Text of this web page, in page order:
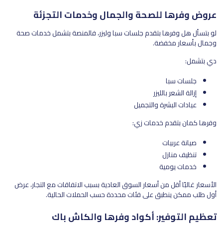
عروض وفرها للصحة والجمال وخدمات التجزئة
لو بتسأل هل وفرها بتقدم جلسات سبا وليزر، فالمنصة بتشمل خدمات صحة
وجمال بأسعار مخفضة.
دي بتشمل:
جلسات سبا
إزالة الشعر بالليزر
عيادات البشرة والتجميل
وفرها كمان بتقدم خدمات زي:
صيانة عربيات
تنظيف منازل
خدمات يومية
الأسعار غالبًا أقل من أسعار السوق العادية بسبب الاتفاقات مع التجار، عرض
أول طلب ممكن ينطبق على فئات محددة حسب الحملات الحالية.
تعظيم التوفير: أكواد وفرها والكاش باك